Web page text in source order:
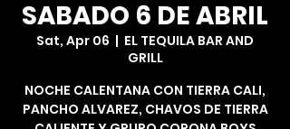
SABADO 6 DE ABRIL
Sat, Apr 06
  |
EL TEQUILA BAR AND
GRILL
NOCHE CALENTANA CON TIERRA CALI,
PANCHO ALVAREZ, CHAVOS DE TIERRA